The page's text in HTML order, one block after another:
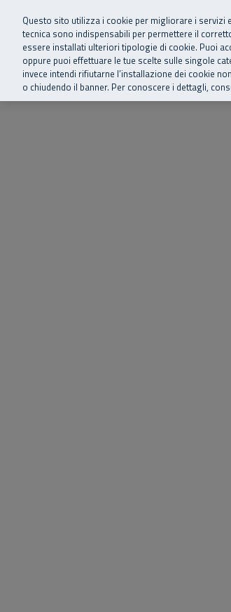
Vai al menu principale
Vai al contenuto principale
Vai al Footer
SuperAbile - il Contact Center Inail per il
Home Chi siamo
Questo sito utilizza i cookie per migliorare i servizi
tecnica sono indispensabili per permettere il
essere installati ulteriori tipologie di cookie. Puoi
oppure puoi effettuare le tue scelte sulle singole
invece intendi rifiutarne l’installazione dei cookie
o chiudendo il banner. Per conoscere i dettagli,